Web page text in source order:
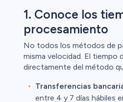
1. Conoce los
procesamiento
No todos los métodos de
misma velocidad. El tiempo
directamente del método
Transferencias
entre 4 y 7 días hábiles